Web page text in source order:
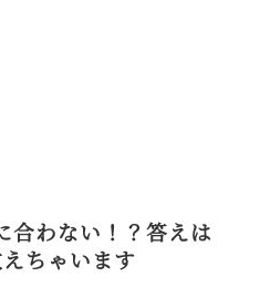
合わない！？答えは
ちゃいます